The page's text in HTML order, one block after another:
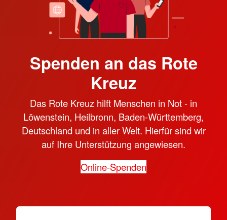
Spenden an das Rote
Kreuz
Das Rote Kreuz hilft Menschen in Not - in
Löwenstein, Heilbronn, Baden-Württemberg,
Deutschland und in aller Welt. Hierfür sind wir
auf Ihre Unterstützung angewiesen.
Online-Spenden